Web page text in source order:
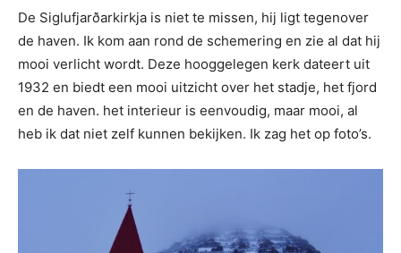
De Siglufjarðarkirkja is niet te missen, hij ligt tegenover
de haven. Ik kom aan rond de schemering en zie al dat hij
mooi verlicht wordt. Deze hooggelegen kerk dateert uit
1932 en biedt een mooi uitzicht over het stadje, het fjord
en de haven. het interieur is eenvoudig, maar mooi, al
heb ik dat niet zelf kunnen bekijken. Ik zag het op foto’s.